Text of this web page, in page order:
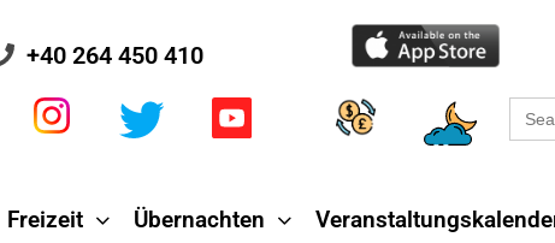
+40 264 450 410
for:
Freizeit Übernachten